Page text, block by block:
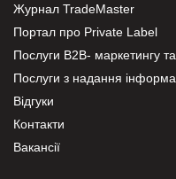
Журнал TradeMaster
Портал про Private Label
Послуги В2В- маркетингу та
Послуги з надання
Відгуки
Контакти
Вакансії